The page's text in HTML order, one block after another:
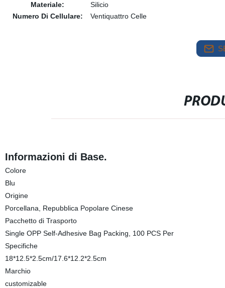
Materiale:
Silicio
Numero Di Cellulare:
Ventiquattro Celle
Informazioni di Base.
Colore
Blu
Origine
Porcellana, Repubblica Popolare Cinese
Pacchetto di Trasporto
Single OPP Self-Adhesive Bag Packing, 100 PCS Per
Specifiche
18*12.5*2.5cm/17.6*12.2*2.5cm
Marchio
customizable